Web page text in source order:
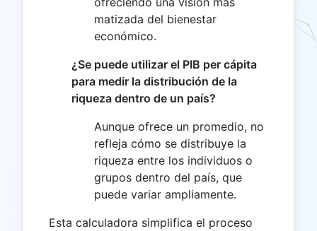
matizada del bienestar
económico.
¿Se puede utilizar el PIB per cápita
para medir la distribución de la
riqueza dentro de un país?
Aunque ofrece un promedio, no
refleja cómo se distribuye la
riqueza entre los individuos o
grupos dentro del país, que
puede variar ampliamente.
Esta calculadora simplifica el proceso